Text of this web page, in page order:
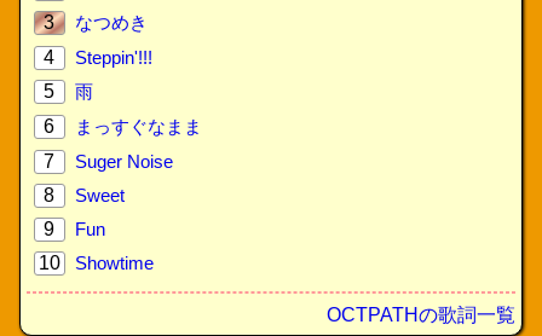
3
なつめき
4
Steppin'!!!
5
雨
6
まっすぐなまま
7
Suger Noise
8
Sweet
9
Fun
10
Showtime
OCTPATHの歌詞一覧